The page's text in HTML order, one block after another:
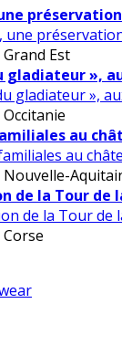
Grand Est
gladiateur »,
Occitanie
au
Nouvelle-
de la Tour de
Corse